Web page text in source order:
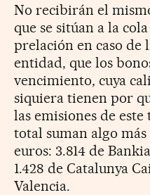
No recibirán el
que se sitúan a la
prelación en caso de
entidad, que los
vencimiento, cuya
siquiera tienen por
las emisiones de
total suman algo
euros: 3.814 de
1.428 de Catalunya
Valencia.